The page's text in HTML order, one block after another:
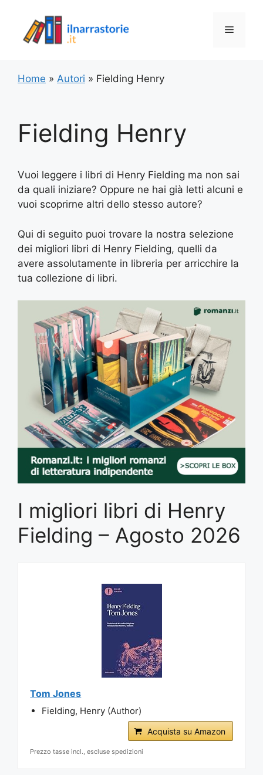
contenuto
Menu
Home » Autori » Fielding Henry
Fielding Henry
Vuoi leggere i libri di Henry Fielding ma non sai
da quali iniziare? Oppure ne hai già letti alcuni e
vuoi scoprirne altri dello stesso autore?
Qui di seguito puoi trovare la nostra selezione
dei migliori libri di Henry Fielding, quelli da
avere assolutamente in libreria per arricchire la
tua collezione di libri.
I migliori libri di Henry
Fielding – Agosto 2026
Tom Jones
Fielding, Henry (Author)
Acquista su Amazon
Prezzo tasse incl., escluse spedizioni